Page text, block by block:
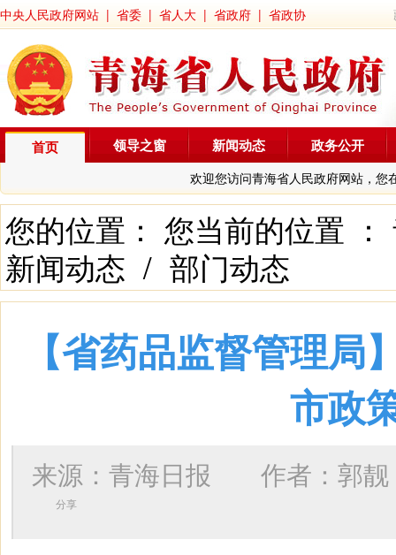
中央人民政府网站 | 省委 | 省人大 | 省政府 | 省政协
首页
欢迎您访问青海省人民政府网站，您
领导之窗 新闻动态 政务公开
您的位置： 您当前的位置 ：
新闻动态 / 部门动态
【省药品监督管理
市政
来源：青海日报 作者： 郭靓
分享